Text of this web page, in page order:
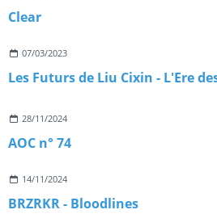
Clear
07/03/2023
Les Futurs de Liu Cixin - L'Ere
28/11/2024
AOC n° 74
14/11/2024
BRZRKR - Bloodlines